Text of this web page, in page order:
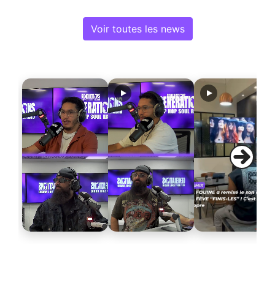
Voir toutes les news